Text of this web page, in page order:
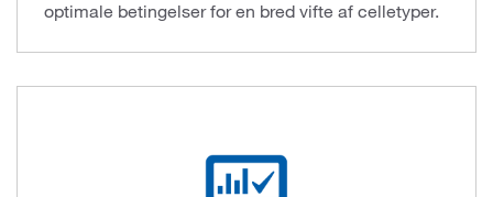
optimale betingelser for en bred vifte af celletyper.